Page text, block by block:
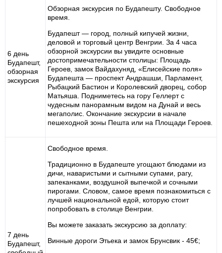
6 день
Будапешт,
обзорная
экскурсия
Обзорная экскурсия по Будапешту. Свободное
время.
Будапешт — город, полный кипучей жизни,
деловой и торговый центр Венгрии. За 4 часа
обзорной экскурсии вы увидите основные
достопримечательности столицы: Площадь
Героев, замок Вайдахуняд, «Елисейские поля»
Будапешта — проспект Андрашши, Парламент,
Рыбацкий Бастион и Королевский дворец, собор
Матьяша. Подниметесь на гору Геллерт с
чудесным панорамным видом на Дунай и весь
мегаполис. Окончание экскурсии в начале
пешеходной зоны Пешта или на Площади Героев.
7 день
Будапешт,
Свободное время.
Традиционно в Будапеште угощают блюдами из
дичи, наваристыми и сытными супами, рагу,
запеканками, воздушной выпечкой и сочными
пирогами. Словом, самое время познакомиться с
лучшей национальной едой, которую стоит
попробовать в столице Венгрии.
Вы можете заказать экскурсию за доплату:
Винные дороги Этьека и замок Брунсвик - 45€;